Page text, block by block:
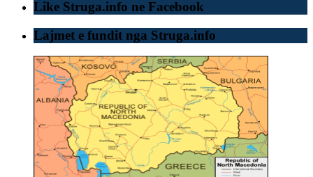
Like Struga.info ne Facebook
Lajmet e fundit nga Struga.info